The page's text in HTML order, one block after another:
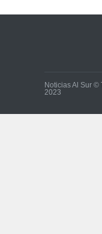
Noticias Al Sur ©
2023